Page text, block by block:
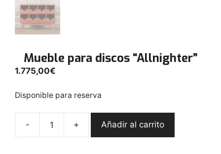
Mueble para discos “Allnighter”
1.775,00€
Disponible para reserva
-
Mueble
+ Añadir al carrito